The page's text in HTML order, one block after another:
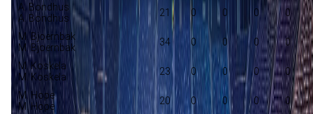
A. Bondhus
A. Bondhus
21 0 0 0 0
M. Bjoernbak
M. Bjoernbak
34 0 0 0 0
M. Koskela
M. Koskela
23 0 0 0 0
M. Hope
M. Hope
20 0 0 0 0